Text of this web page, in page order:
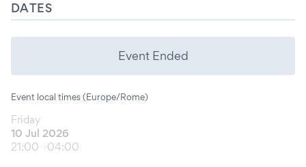
DATES
Event Ended
Event local times (Europe/Rome)
Friday
10 Jul 2026
21:00
04:00